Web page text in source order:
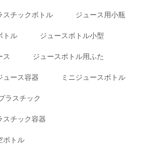
スチックボトル ジュース用小瓶
トル ジュースボトル小型
ス ジュースボトル用ふた
ュース容器 ミニジュースボトル
ラスチック
スチック容器
ボトル